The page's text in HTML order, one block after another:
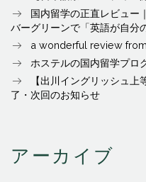
国内留学の正直レビュー
バーグリーンで「英語が自分
a wonderful review
ホステルの国内留学プロ
【出川イングリッシュ
了・次回のお知らせ
アーカイブ